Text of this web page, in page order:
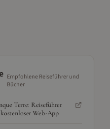
Empfohlene Reiseführer und
Bücher
Terre: Reiseführer
Web-App